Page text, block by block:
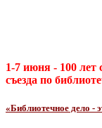
1-7 июня - 100 лет
съезда по
«Библиотечное дело -